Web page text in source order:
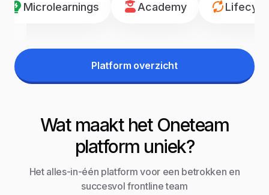
Microlearnings Academy
Platform overzicht
Wat maakt het Oneteam
platform uniek?
Het alles-in-één platform voor een betrokken en
succesvol frontline team